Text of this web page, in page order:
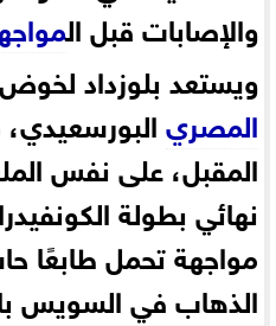
والإصابات قبل ال
ويستعد بلوزداد
المصري
المقبل، على نفس
نهائي بطولة
مواجهة تحمل طابعًا
الذهاب في السويس